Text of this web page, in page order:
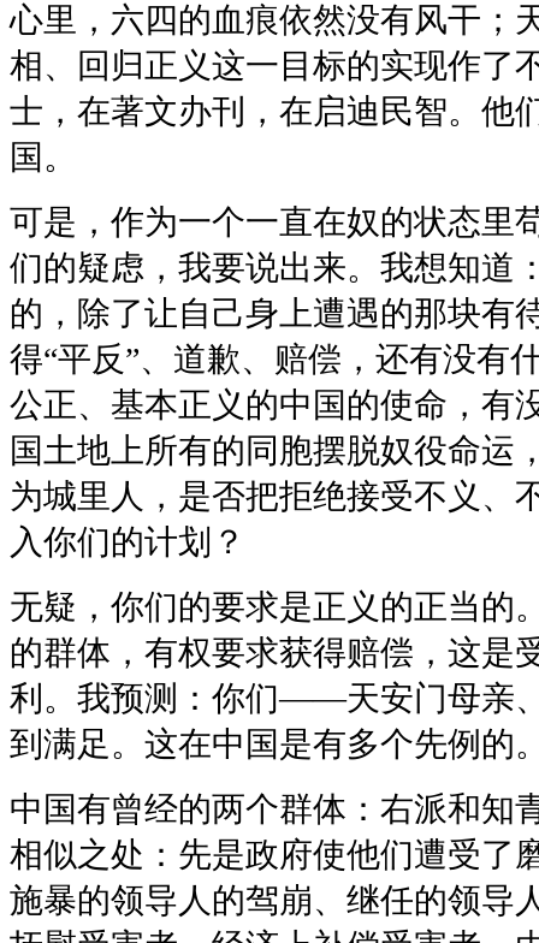
心里，六四的血痕依然没有风干；
相、回归正义这一目标的实现作了
士，在著文办刊，在启迪民智。他
国。
可是，作为一个一直在奴的状态里
们的疑虑，我要说出来。我想知道
的，除了让自己身上遭遇的那块有
得“平反”、道歉、赔偿，还有没有
公正、基本正义的中国的使命，有
国土地上所有的同胞摆脱奴役命运
为城里人，是否把拒绝接受不义、
入你们的计划？
无疑，你们的要求是正义的正当的
的群体，有权要求获得赔偿，这是
利。我预测：你们——天安门母亲
到满足。这在中国是有多个先例的
中国有曾经的两个群体：右派和知
相似之处：先是政府使他们遭受了
施暴的领导人的驾崩、继任的领导